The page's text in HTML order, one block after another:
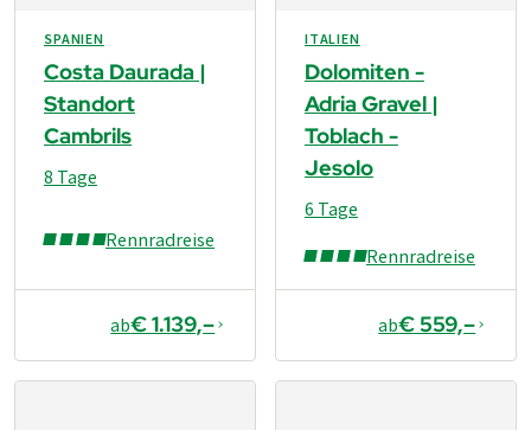
SPANIEN
Costa Daurada |
Standort
Cambrils
Rennradreise
8 Tage
ab€ 1.139,–
ITALIEN
Dolomiten -
Adria Gravel |
Toblach -
Jesolo
Rennradreise
6 Tage
ab€ 559,–